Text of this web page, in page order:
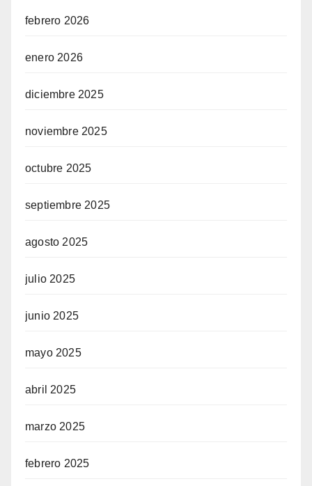
febrero 2026
enero 2026
diciembre 2025
noviembre 2025
octubre 2025
septiembre 2025
agosto 2025
julio 2025
junio 2025
mayo 2025
abril 2025
marzo 2025
febrero 2025